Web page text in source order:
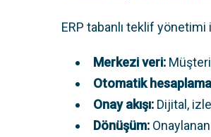
ERP tabanlı teklif
Merkezi veri:
Otomatik
Onay akışı: Dijital,
Dönüşüm: